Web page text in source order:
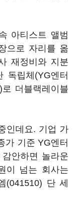
아티스트 앨범
으로 자리를 옮
재정비와 지분
독립체(YG엔터
더블랙레이블
인데요. 기업 가
가 기준 YG엔터
안하면 놀라운
이 넘는 회사는
(041510) 단 세